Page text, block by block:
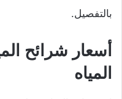
بالتفصيل.
المياه